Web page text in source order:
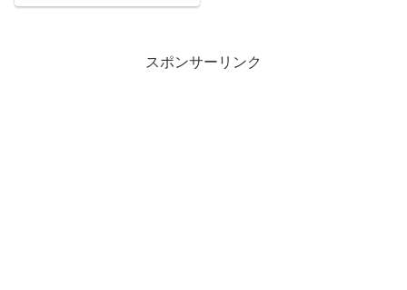
スポンサーリンク